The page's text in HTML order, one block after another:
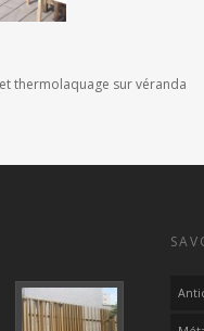
thermolaquage sur véranda